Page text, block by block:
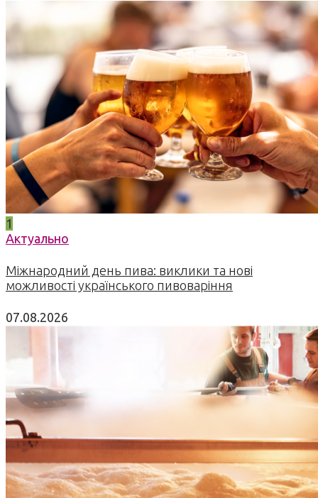
1
Актуально
Міжнародний день пива: виклики та нові
можливості українського пивоваріння
07.08.2026